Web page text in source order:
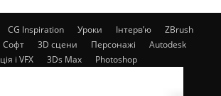
CG Inspiration Уроки Інтерв’ю
ZBrush
Софт 3D сцени Персонажі
Autodesk
і VFX
3Ds Max Photoshop